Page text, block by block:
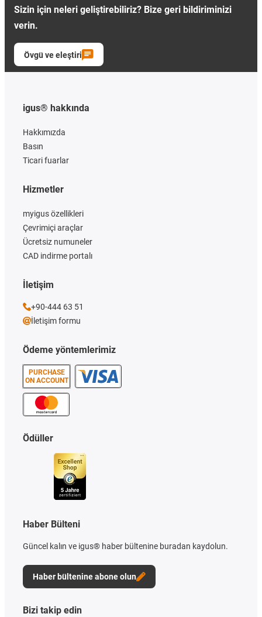
Sizin için neleri geliştirebiliriz? Bize geri bildiriminizi
verin.
Övgü ve eleştiri
igus® hakkında
Hakkımızda
Basın
Ticari fuarlar
Ödeme yöntemlerimiz
PURCHASE
ON ACCOUNT
Hizmetler
myigus özellikleri
Çevrimiçi araçlar
Ücretsiz numuneler
CAD indirme portalı
Ödüller
Haber Bülteni
Güncel kalın ve igus® haber bültenine buradan kaydolun.
Haber bültenine abone olun
İletişim
+90-444 63 51
İletişim formu
Bizi takip edin